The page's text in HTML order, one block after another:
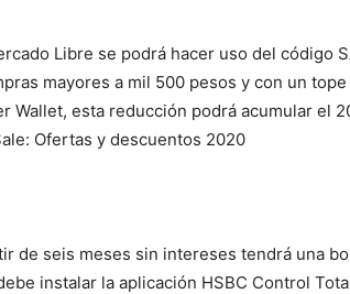
Libre se podrá hacer uso del código
mayores a mil 500 pesos y con un
Wallet, esta reducción podrá acumular el
Ofertas y descuentos 2020
de seis meses sin intereses tendrá una
instalar la aplicación HSBC Control